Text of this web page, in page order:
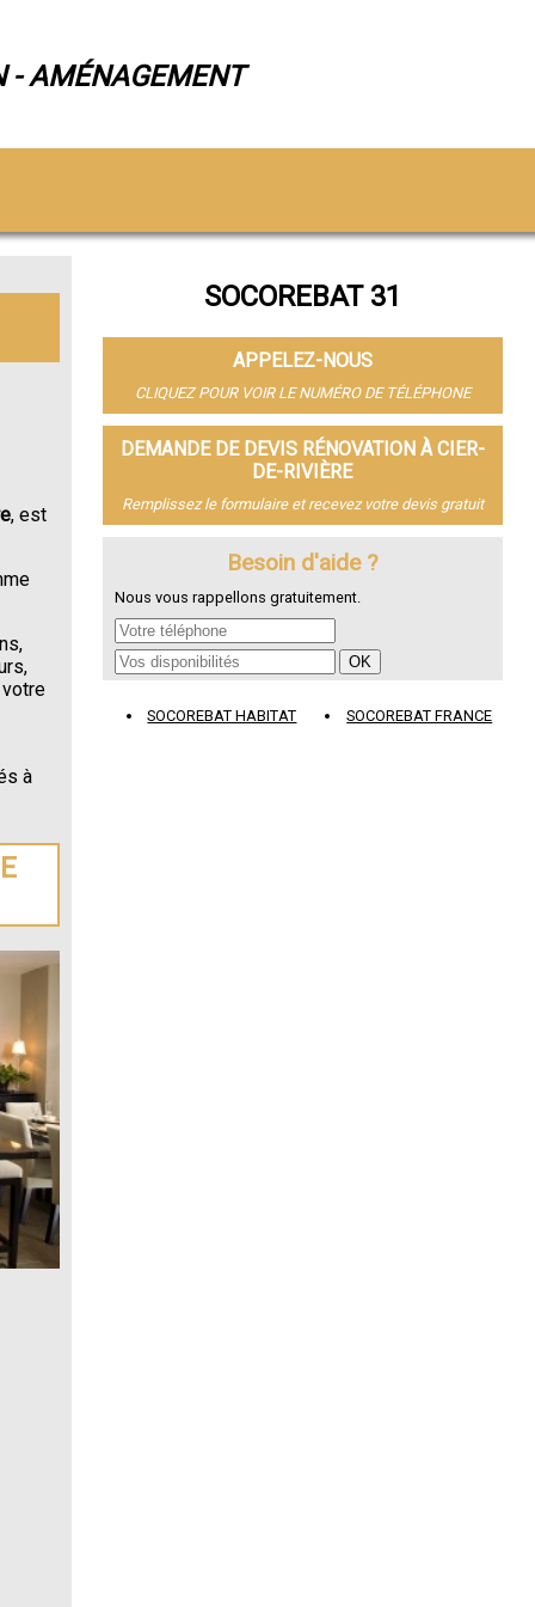
- AMÉNAGEMENT
, est
à
SOCOREBAT 31
APPELEZ-NOUS
CLIQUEZ POUR VOIR LE NUMÉRO DE TÉLÉPHONE
DEMANDE DE DEVIS RÉNOVATION À CIER-
DE-RIVIÈRE
Remplissez le formulaire et recevez votre devis gratuit
Besoin d'aide ?
Nous vous rappellons gratuitement.
SOCOREBAT HABITAT SOCOREBAT FRANCE